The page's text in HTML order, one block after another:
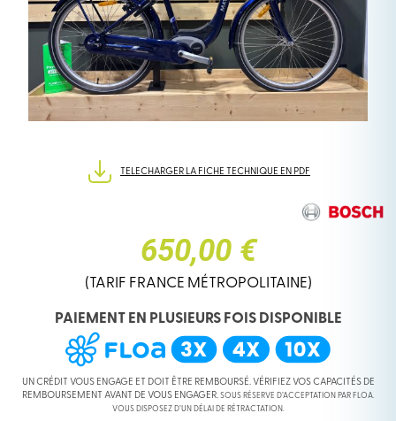
TELECHARGER LA FICHE TECHNIQUE EN PDF
650,00 €
(TARIF FRANCE MÉTROPOLITAINE)
PAIEMENT EN PLUSIEURS FOIS DISPONIBLE
UN CRÉDIT VOUS ENGAGE ET DOIT ÊTRE REMBOURSÉ. VÉRIFIEZ VOS CAPACITÉS DE
REMBOURSEMENT AVANT DE VOUS ENGAGER. SOUS RÉSERVE D’ACCEPTATION PAR FLOA.
VOUS DISPOSEZ D’UN DÉLAI DE RÉTRACTATION.